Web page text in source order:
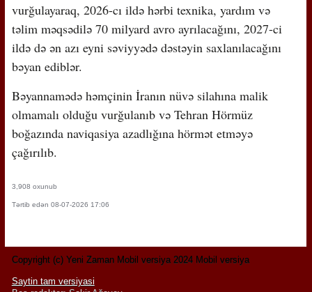
vurğulayaraq, 2026-cı ildə hərbi texnika, yardım və
təlim məqsədilə 70 milyard avro ayrılacağını, 2027-ci
ildə də ən azı eyni səviyyədə dəstəyin saxlanılacağını
bəyan ediblər.
Bəyannamədə həmçinin İranın nüvə silahına malik
olmamalı olduğu vurğulanıb və Tehran Hörmüz
boğazında naviqasiya azadlığına hörmət etməyə
çağırılıb.
3,908 oxunub
Tərtib edən 08-07-2026 17:06
Copyright (c) Yeni Zaman Mobil versiya 2024 Mobil versiya
Saytin tam versiyasi